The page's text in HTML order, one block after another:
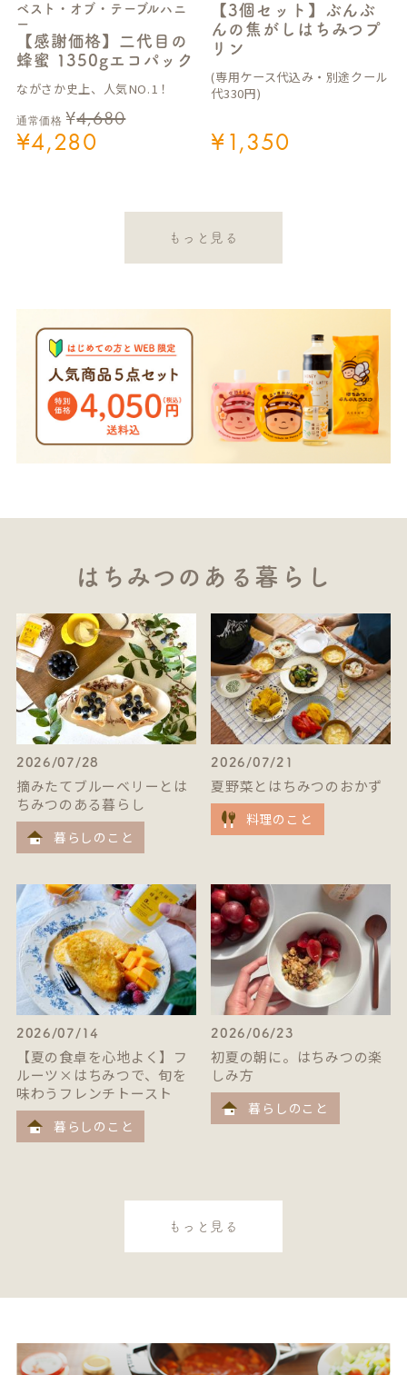
ベスト・オブ・テーブルハニ
ー
【感謝価格】二代目の
蜂蜜 1350gエコパック
ながさか史上、人気NO.1！
通常価格 ¥4,680
¥4,280
【3個セット】ぶんぶ
んの焦がしはちみつプ
リン
(専用ケース代込み・別途クール
代330円)
¥1,350
もっと見る
はちみつのある暮らし
2026/07/28
摘みたてブルーベリーとは
ちみつのある暮らし
暮らしのこと
2026/07/21
夏野菜とはちみつのおかず
料理のこと
2026/07/14
【夏の食卓を心地よく】フ
ルーツ×はちみつで、旬を
味わうフレンチトースト
暮らしのこと
2026/06/23
初夏の朝に。はちみつの楽
しみ方
暮らしのこと
もっと見る